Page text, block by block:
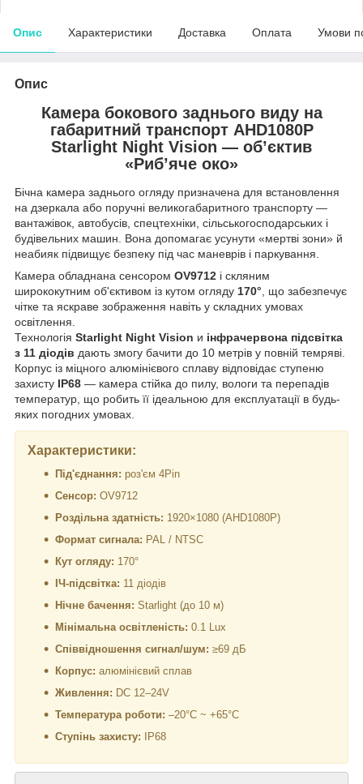
Опис Характеристики Доставка Оплата Умови
Опис
Камера бокового заднього виду на
габаритний транспорт AHD1080P
Starlight Night Vision — об’єктив
«Риб’яче око»
Бічна камера заднього огляду призначена для встановлення
на дзеркала або поручні великогабаритного транспорту —
вантажівок, автобусів, спецтехніки, сільськогосподарських і
будівельних машин. Вона допомагає усунути «мертві зони» й
неабияк підвищує безпеку під час маневрів і паркування.
Камера обладнана сенсором OV9712 і скляним
ширококутним об'єктивом із кутом огляду 170°, що забезпечує
чітке та яскраве зображення навіть у складних умовах
освітлення.
Технологія Starlight Night Vision и інфрачервона підсвітка
з 11 діодів дають змогу бачити до 10 метрів у повній темряві.
Корпус із міцного алюмінієвого сплаву відповідає ступеню
захисту IP68 — камера стійка до пилу, вологи та перепадів
температур, що робить її ідеальною для експлуатації в будь-
яких погодних умовах.
Характеристики:
Під'єднання: роз'єм 4Pin
Сенсор: OV9712
Роздільна здатність: 1920×1080 (AHD1080P)
Формат сигнала: PAL / NTSC
Кут огляду: 170°
ІЧ-підсвітка: 11 діодів
Нічне бачення: Starlight (до 10 м)
Мінімальна освітленість: 0.1 Lux
Співвідношення сигнал/шум: ≥69 дБ
Корпус: алюмінієвий сплав
Живлення: DC 12–24V
Температура роботи: –20°C ~ +65°C
Ступінь захисту: IP68